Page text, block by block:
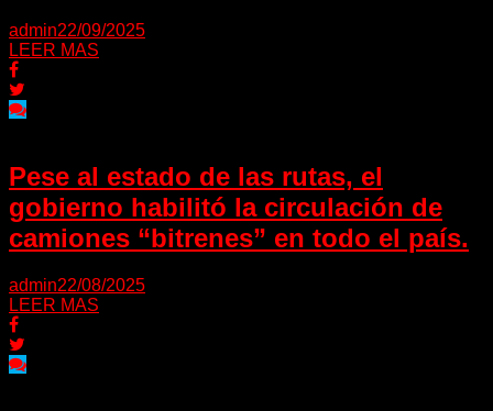
admin22/09/2025
LEER MAS
Pese al estado de las rutas, el
gobierno habilitó la circulación de
camiones “bitrenes” en todo el país.
admin22/08/2025
LEER MAS